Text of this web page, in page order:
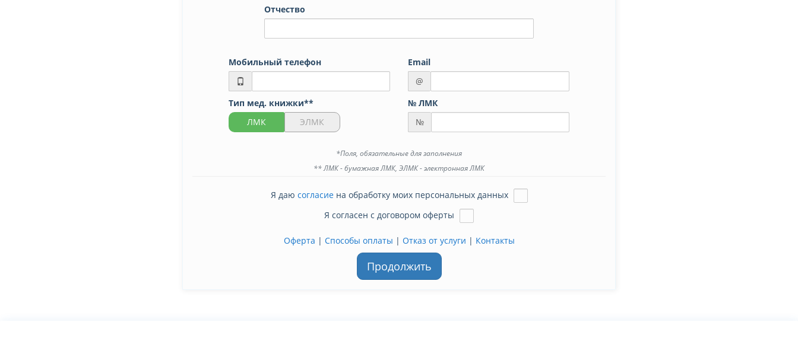
Отчество
Мобильный телефон
Email
@
Тип мед. книжки**
ЛМК
ЭЛМК
№ ЛМК
№
*Поля, обязательные для заполнения
** ЛМК - бумажная ЛМК, ЭЛМК - электронная ЛМК
Я даю согласиена обработку моих персональных данных
Я согласен с договором оферты
Оферта | Способы оплаты | Отказ от услуги | Контакты
Продолжить